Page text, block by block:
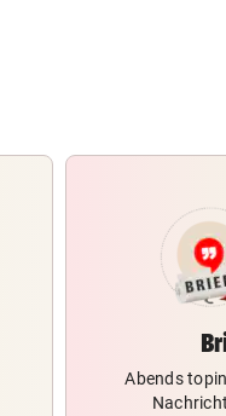
Abends